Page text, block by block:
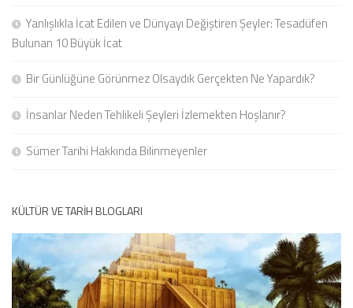
Yanlışlıkla İcat Edilen ve Dünyayı Değiştiren Şeyler: Tesadüfen
Bulunan 10 Büyük İcat
Bir Günlüğüne Görünmez Olsaydık Gerçekten Ne Yapardık?
İnsanlar Neden Tehlikeli Şeyleri İzlemekten Hoşlanır?
Sümer Tarihi Hakkında Bilinmeyenler
KÜLTÜR VE TARIH BLOGLARI